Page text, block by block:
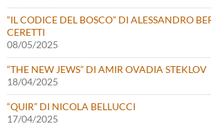
“IL CODICE DEL BOSCO” DI ALESSANDRO
CERETTI
08/05/2025
“THE NEW JEWS” DI AMIR OVADIA STEKLOV
18/04/2025
“QUIR” DI NICOLA BELLUCCI
17/04/2025